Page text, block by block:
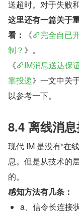
送超时。对于失败
这里还有一篇关于
看：
《
完全自已
制？ 》。
《
IM消息送达保
靠投递》一文中关
以参考一下。
8.4 离线消
现代 IM 是没有“在
息。但是从技术的
的。
感知方法有几条：
a、信令长连接